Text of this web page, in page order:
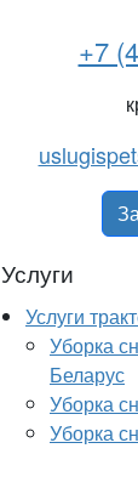
+7
Услуги
Услуги
Уборка
Беларус
Уборка
Уборка